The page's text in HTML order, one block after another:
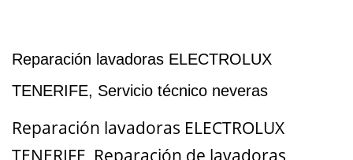
Reparación lavadoras ELECTROLUX
TENERIFE, Servicio técnico neveras
Reparación lavadoras ELECTROLUX
TENERIFE, Reparación de lavadoras,